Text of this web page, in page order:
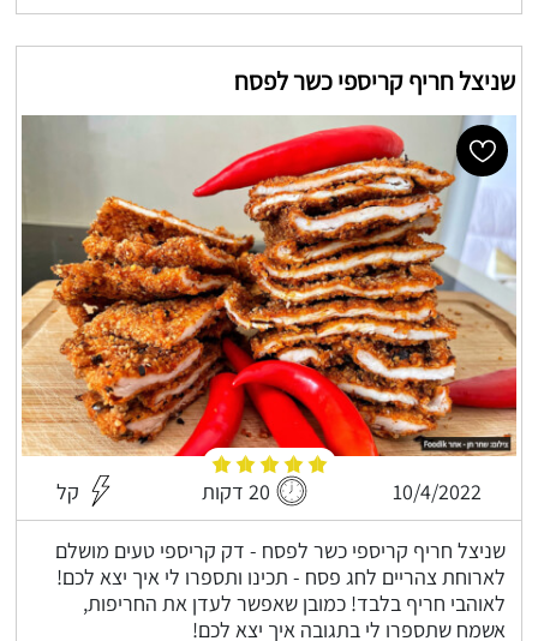
שניצל חריף קריספי כשר לפסח
10/4/2022 20 דקות קל
שניצל חריף קריספי כשר לפסח - דק קריספי טעים מושלם
לארוחת צהריים לחג פסח - תכינו ותספרו לי איך יצא לכם!
לאוהבי חריף בלבד! כמובן שאפשר לעדן את החריפות,
אשמח שתספרו לי בתגובה איך יצא לכם!